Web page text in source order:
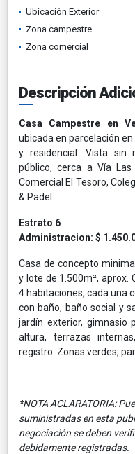
Ubicación Exterior
Zona campestre
Zona comercial
Descripción
Casa Campestre en
ubicada en parcelación
y residencial. Vista sin
público, cerca a Vía
Comercial El Tesoro,
& Padel.
Estrato 6
Administracion: $
Casa de concepto
y lote de 1.500m², aprox.
4 habitaciones, cada una
con baño, baño social y
jardín exterior, gimnasio
altura, terrazas
registro. Zonas verdes,
*NOTA ACLARATORIA:
suministradas en esta
negociación se deben
debidamente registradas.